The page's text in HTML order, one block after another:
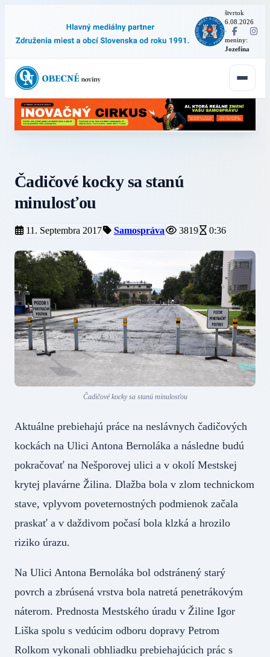
štvrtok
6.08.2026
·
meniny:
Jozefína
Čadičové kocky sa stanú
minulosťou
11. Septembra 2017 Samospráva 3819 0:36
Čadičové kocky sa stanú minulosťou
Aktuálne prebiehajú práce na neslávnych čadičových
kockách na Ulici Antona Bernoláka a následne budú
pokračovať na Nešporovej ulici a v okolí Mestskej
krytej plavárne Žilina. Dlažba bola v zlom technickom
stave, vplyvom poveternostných podmienok začala
praskať a v daždivom počasí bola klzká a hrozilo
riziko úrazu.
Na Ulici Antona Bernoláka bol odstránený starý
povrch a zbrúsená vrstva bola natretá penetrákovým
náterom. Prednosta Mestského úradu v Žiline Igor
Liška spolu s vedúcim odboru dopravy Petrom
Rolkom vykonali obhliadku prebiehajúcich prác s